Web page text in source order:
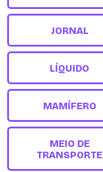
JORNAL
LÍQUIDO
MAMÍFERO
MEIO DE
TRANSPORTE